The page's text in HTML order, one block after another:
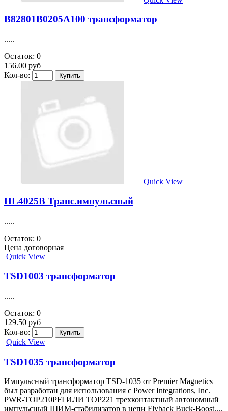
B82801B0205A100 трансформатор
.....
Остаток: 0
156.00 руб
Кол-во:
Quick View
HL4025B Транс.импульсный
.....
Остаток: 0
Цена договорная
Quick View
TSD1003 трансформатор
.....
Остаток: 0
129.50 руб
Кол-во:
Quick View
TSD1035 трансформатор
Импульсный трансформатор TSD-1035 от Premier Magnetics
был разработан для использования с Power Integrations, Inc.
PWR-TOP210PFI ИЛИ TOP221 трехконтактный автономный
импульсный ШИМ-стабилизатор в цепи Flyback Buck-Boost....